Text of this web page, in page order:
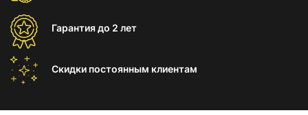
Гарантиядо 2 лет
Скидки постоянным клиентам